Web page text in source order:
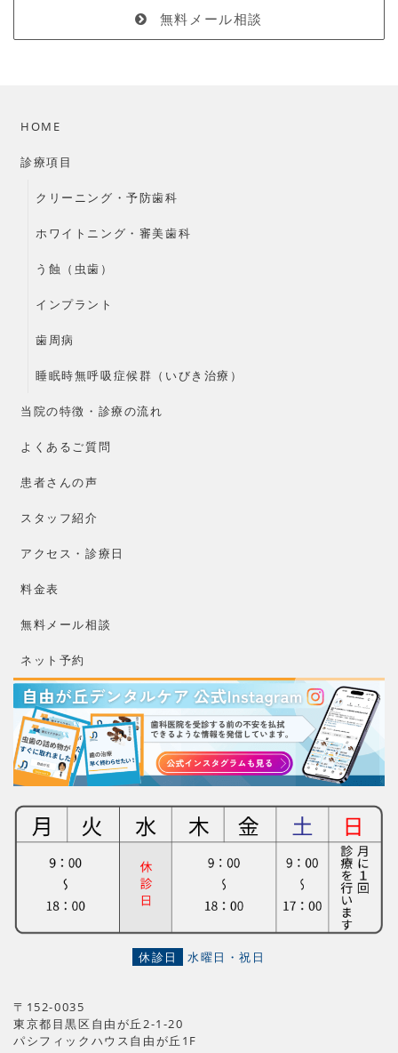
無料メール相談
HOME
診療項目
クリーニング・予防歯科
ホワイトニング・審美歯科
う蝕（虫歯）
インプラント
歯周病
睡眠時無呼吸症候群（いびき治療）
当院の特徴・診療の流れ
よくあるご質問
患者さんの声
スタッフ紹介
アクセス・診療日
料金表
無料メール相談
ネット予約
休診日 水曜日・祝日
〒152-0035
東京都目黒区自由が丘2-1-20
パシフィックハウス自由が丘1F